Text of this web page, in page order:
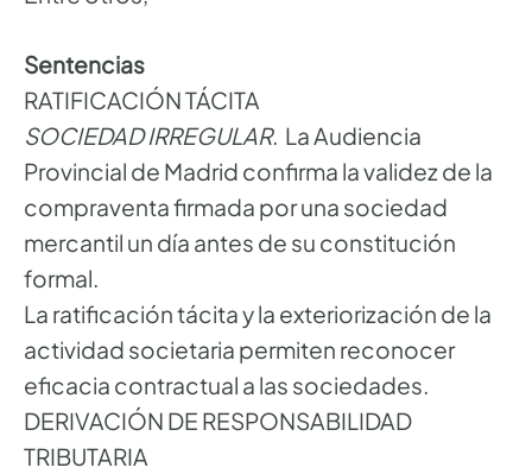
Sentencias
RATIFICACIÓN TÁCITA
SOCIEDAD IRREGULAR. La Audiencia
Provincial de Madrid confirma la validez de la
compraventa firmada por una sociedad
mercantil un día antes de su constitución
formal.
La ratificación tácita y la exteriorización de la
actividad societaria permiten reconocer
eficacia contractual a las sociedades.
DERIVACIÓN DE RESPONSABILIDAD
TRIBUTARIA